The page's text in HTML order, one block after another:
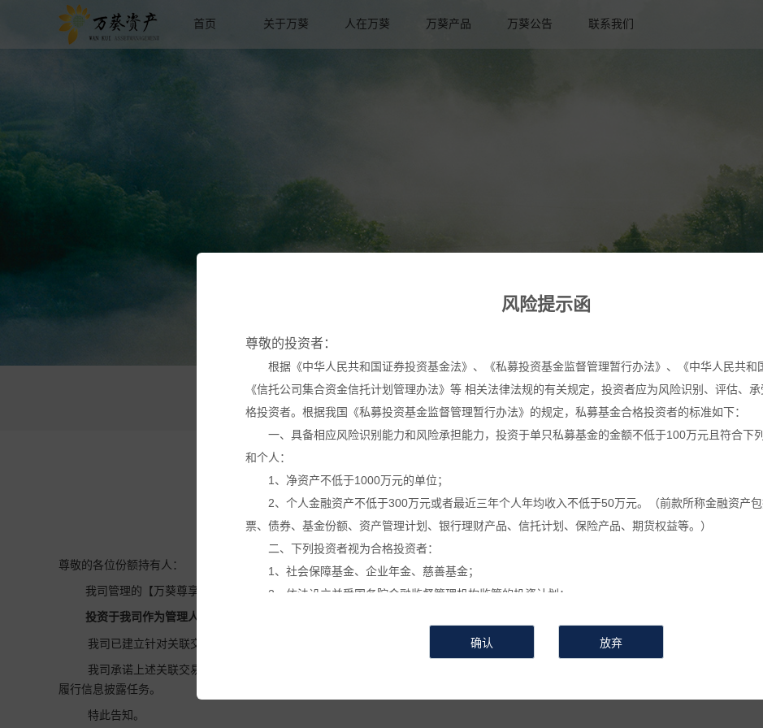
首页 关于万葵 人在万葵 万葵产品 万葵公告 联系我们
风险提示函
尊敬的投资者：
根据《中华人民共和国证券投资基金法》、《私募投资基金监督管理暂行办法》、《中华人民共和
《信托公司集合资金信托计划管理办法》等 相关法律法规的有关规定，投资者应为风险识别、评估、
格投资者。根据我国《私募投资基金监督管理暂行办法》的规定，私募基金合格投资者的标准如下：
一、具备相应风险识别能力和风险承担能力，投资于单只私募基金的金额不低于100万元且符合下
和个人：
1、净资产不低于1000万元的单位；
2、个人金融资产不低于300万元或者最近三年个人年均收入不低于50万元。（前款所称金融资产
票、债券、基金份额、资产管理计划、银行理财产品、信托计划、保险产品、期货权益等。）
二、下列投资者视为合格投资者：
1、社会保障基金、企业年金、慈善基金；
2、依法设立并受国务院金融监督管理机构监管的投资计划；
本网站所载的各种信息和数据等仅供参考, 并不构成广告或销售要约, 或买入任何证券、基金或其它
万葵公告 万葵新闻 万葵分享 万葵活动
时间：2024-05-14 来源 : 作者 : 浏览次数：800
尊敬的各位份额持有人：
我司管理的【万葵尊享10号私募证券投资基金】拟按照本基金合同约定进行关联交易，具体事项为
投资于我司作为管理人的【
我司已建立针对关联交易的特殊决策机制，已建立不得利用关联交易进行利益输送、内幕交易和操作市场等违法违规活动的关联交易回
我司承诺上述关联交易事项不存在利益输送、内幕交易或操作市场等违法违规活动，在运用本基金财产进行上述关联交易时，遵循本基
履行信息披露任务。
特此告知。